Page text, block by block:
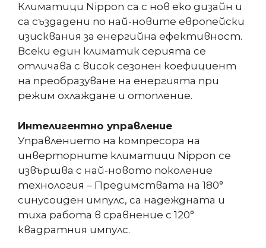
Климатици Nippon са с нов еко дизайн и
са създадени по най-новите европейски
изисквания за енергийна ефективност.
Всеки един климатик серията се
отличава с висок сезонен коефициент
на преобразуване на енергията при
режим охлаждане и отопление.
Интелигентно управление
Управлението на компресора на
инверторните климатици Nippon се
извършва с най-новото поколение
технология – Предимствата на 180°
синусоиден импулс, са надеждната и
тиха работа в сравнение с 120°
квадратния импулс.